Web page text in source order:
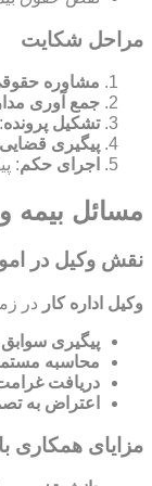
مراحل شکایت
مشاوره
جمع آوری
تشکیل پرونده
پیگیری قضایی
اجرای حکم:
مسائل بیمه
نقش وکیل در
وکیل اداره کار در
پیگیری سوابق
محاسبه
دریافت
اعتراض به
مزایای همکاری